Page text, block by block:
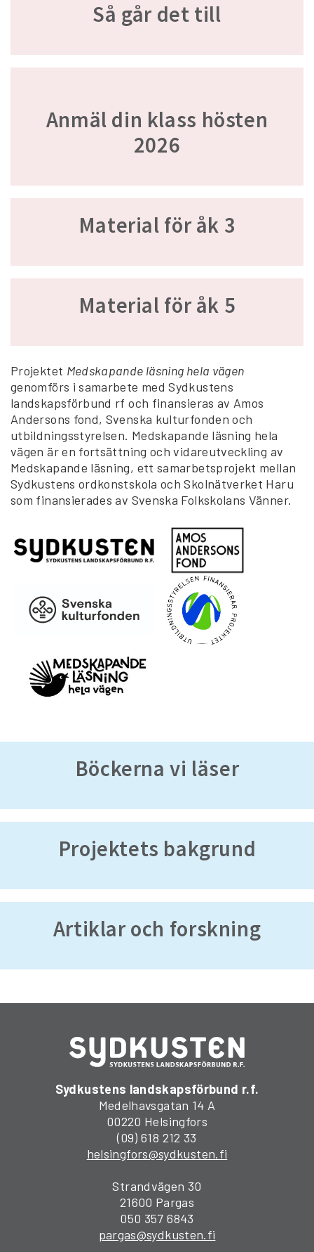
Så går det till
Anmäl din klass hösten
2026
Material för åk 3
Material för åk 5
Projektet Medskapande läsning hela vägen
genomförs i samarbete med Sydkustens
landskapsförbund rf och finansieras av Amos
Andersons fond, Svenska kulturfonden och
utbildningsstyrelsen. Medskapande läsning hela
vägen är en fortsättning och vidareutveckling av
Medskapande läsning, ett samarbetsprojekt mellan
Sydkustens ordkonstskola och Skolnätverket Haru
som finansierades av Svenska Folkskolans Vänner.
Böckerna vi läser
Projektets bakgrund
Artiklar och forskning
Sydkustens landskapsförbund r.f.
Medelhavsgatan 14 A
00220 Helsingfors
(09) 618 212 33
helsingfors@sydkusten.fi
Strandvägen 30
21600 Pargas
050 357 6843
pargas@sydkusten.fi